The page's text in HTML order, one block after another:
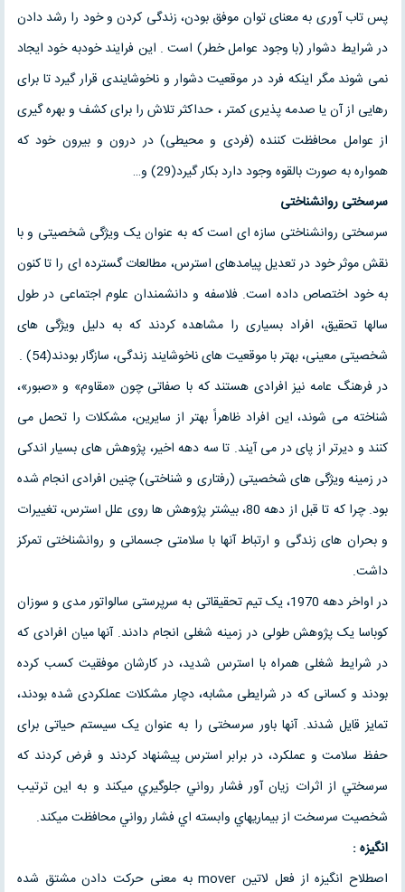
پس تاب آوری به معنای توان موفق بودن، زندگی کردن و خود را رشد دادن
در شرایط دشوار (با وجود عوامل خطر) است . این فرایند خودبه خود ایجاد
نمی شوند مگر اینکه فرد در موقعیت دشوار و ناخوشایندی قرار گیرد تا برای
رهایی از آن یا صدمه پذیری کمتر ، حداکثر تلاش را برای کشف و بهره گیری
از عوامل محافظت کننده (فردی و محیطی) در درون و بیرون خود که
همواره به صورت بالقوه وجود دارد بکار گیرد(29) و…
سرسختی روانشناختی
سرسختی روانشناختی سازه ای است که به عنوان یک ویژگی شخصیتی و با
نقش موثر خود در تعدیل پیامدهای استرس، مطالعات گسترده ای را تا کنون
به خود اختصاص داده است. فلاسفه و دانشمندان علوم اجتماعی در طول
سالها تحقیق، افراد بسیاری را مشاهده کردند که به دلیل ویژگی های
شخصیتی معینی، بهتر با موقعیت های ناخوشایند زندگی، سازگار بودند(54) .
در فرهنگ عامه نیز افرادی هستند که با صفاتی چون «مقاوم» و «صبور»،
شناخته می شوند، این افراد ظاهراً بهتر از سایرین، مشکلات را تحمل می
کنند و دیرتر از پای در می آیند. تا سه دهه اخیر، پژوهش های بسیار اندکی
در زمینه ویژگی های شخصیتی (رفتاری و شناختی) چنین افرادی انجام شده
بود. چرا که تا قبل از دهه 80، بیشتر پژوهش ها روی علل استرس، تغییرات
و بحران های زندگی و ارتباط آنها با سلامتی جسمانی و روانشناختی تمرکز
داشت.
در اواخر دهه 1970، یک تیم تحقیقاتی به سرپرستی سالواتور مدی و سوزان
کوباسا یک پژوهش طولی در زمینه شغلی انجام دادند. آنها میان افرادی که
در شرایط شغلی همراه با استرس شدید، در کارشان موفقیت کسب کرده
بودند و کسانی که در شرایطی مشابه، دچار مشکلات عملکردی شده بودند،
تمایز قایل شدند. آنها باور سرسختی را به عنوان یک سیستم حیاتی برای
حفظ سلامت و عملکرد، در برابر استرس پيشنهاد كردند و فرض كردند كه
سرسختي از اثرات زيان آور فشار رواني جلوگيري ميكند و به اين ترتيب
شخصيت سرسخت از بيماريهاي وابسته اي فشار رواني محافظت ميكند.
انگیزه :
اصطلاح انگیزه از فعل لاتین mover به معنی حرکت دادن مشتق شده